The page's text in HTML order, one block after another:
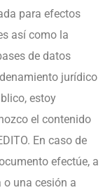
para efectos
así como la
de datos
jurídico
estoy
el contenido
En caso de
efectúe, a
o una cesión a